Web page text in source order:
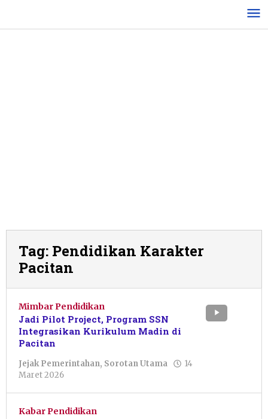
konten
Tag: Pendidikan Karakter
Pacitan
Mimbar Pendidikan
Jadi Pilot Project, Program SSN
Integrasikan Kurikulum Madin di
Pacitan
Jejak Pemerintahan, Sorotan Utama
14
Maret 2026
Shalahuddin
Kabar Pendidikan